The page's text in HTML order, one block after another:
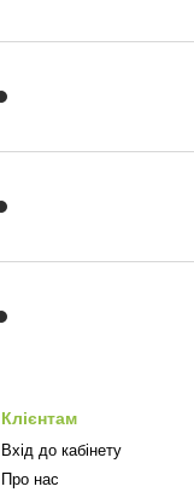
Клієнтам
Вхід до кабінету
Про нас